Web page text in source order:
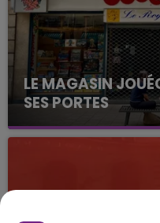
LE MAGASIN
SES PORTES
C'était l'une des
rémois. Le magasin